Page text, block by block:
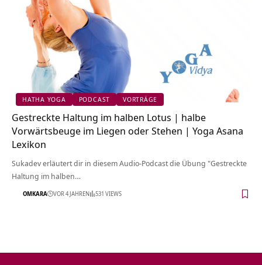
HATHA YOGA PODCAST VORTRÄGE
Gestreckte Haltung im halben Lotus | halbe
Vorwärtsbeuge im Liegen oder Stehen | Yoga Asana
Lexikon
Sukadev erläutert dir in diesem Audio-Podcast die Übung "Gestreckte
Haltung im halben…
OMKARA VOR 4 JAHREN 531 VIEWS